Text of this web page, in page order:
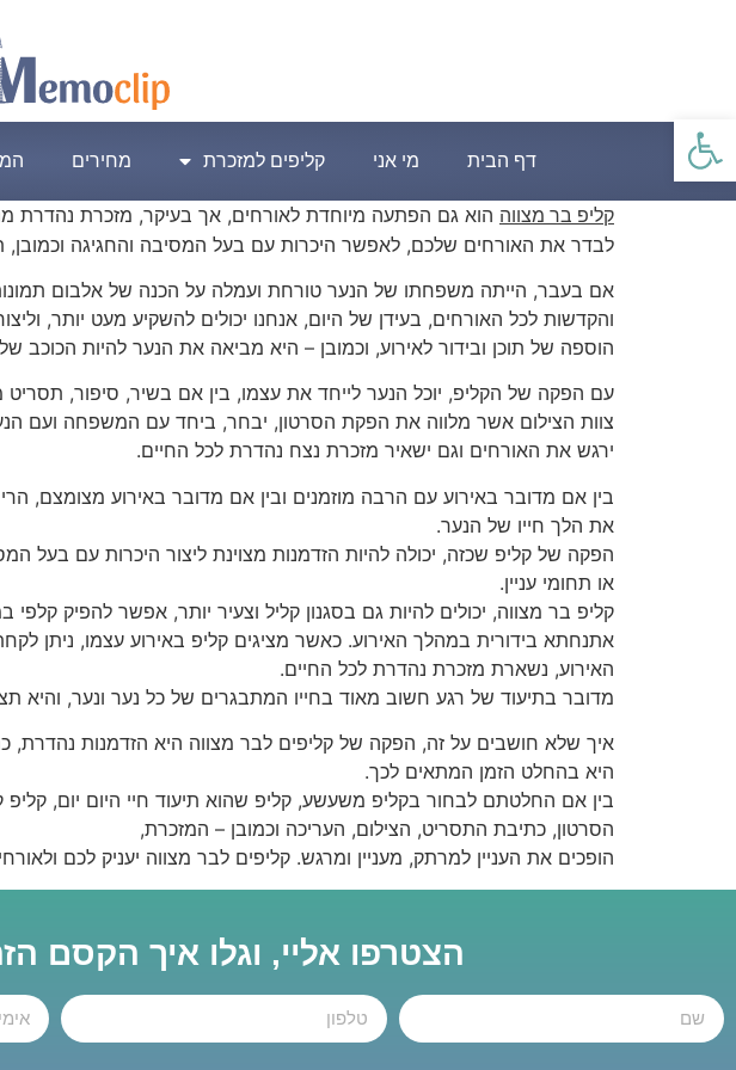
פתח סרגל נגישות
דף הבית מי אני קליפים למזכרת מחירים
קליפ בר מצווה הוא גם הפתעה מיוחדת לאורחים, אך בעיקר, מזכרת נהדרת
לבדר את האורחים שלכם, לאפשר היכרות עם בעל המסיבה והחגיגה וכמובן,
אם בעבר, הייתה משפחתו של הנער טורחת ועמלה על הכנה של אלבום
והקדשות לכל האורחים, בעידן של היום, אנחנו יכולים להשקיע מעט יותר,
הוספה של תוכן ובידור לאירוע, וכמובן – היא מביאה את הנער להיות הכוכב
עם הפקה של הקליפ, יוכל הנער לייחד את עצמו, בין אם בשיר, סיפור, תסריט
צוות הצילום אשר מלווה את הפקת הסרטון, יבחר, ביחד עם המשפחה ועם
ירגש את האורחים וגם ישאיר מזכרת נצח נהדרת לכל החיים.
בין אם מדובר באירוע עם הרבה מוזמנים ובין אם מדובר באירוע
את הלך חייו של הנער.
הפקה של קליפ שכזה, יכולה להיות הזדמנות מצוינת ליצור היכרות עם
או תחומי עניין.
אתנחתא בידורית במהלך האירוע. כאשר מציגים קליפ באירוע עצמו, ניתן
האירוע, נשארת מזכרת נהדרת לכל החיים.
מדובר בתיעוד של רגע חשוב מאוד בחייו המתבגרים של כל נער ונער, והיא
איך שלא חושבים על זה, הפקה של קליפים לבר מצווה היא הזדמנות נהדרת,
היא בהחלט הזמן המתאים לכך.
בין אם החלטתם לבחור בקליפ משעשע, קליפ שהוא תיעוד חיי היום יום, קליפ
הסרטון, כתיבת התסריט, הצילום, העריכה וכמובן – המזכרת,
הופכים את העניין למרתק, מעניין ומרגש. קליפים לבר מצווה יעניק לכם
הצטרפו אליי, וגלו איך הקסם